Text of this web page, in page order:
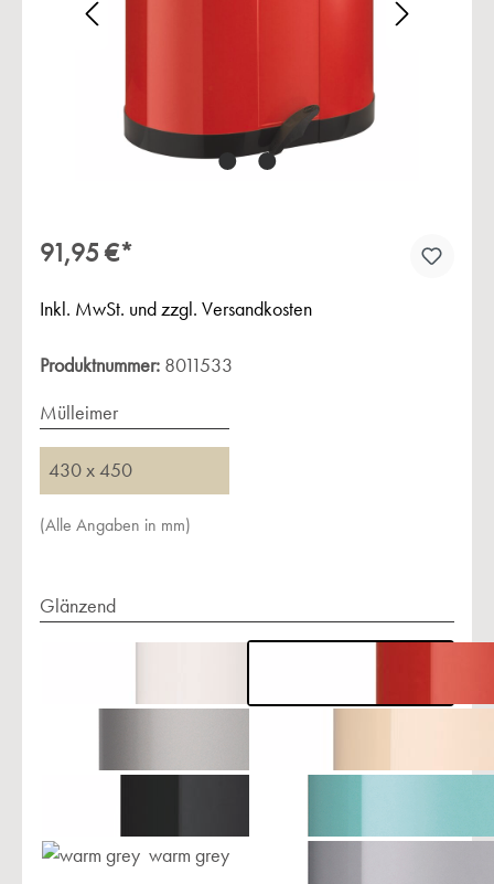
Bildergalerie überspringen
91,95 €*
Inkl. MwSt. und zzgl. Versandkosten
Produktnummer: 8011533
Mülleimer
430 x 450
(Alle Angaben in mm)
Glänzend
warm grey